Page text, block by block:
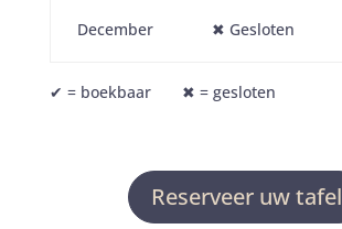
December ✖︎ Gesloten
✔︎ = boekbaar ✖︎ = gesloten
Reserveer uw tafel